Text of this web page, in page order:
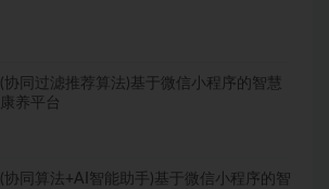
(协同过滤推荐算法)基于微信小程序的智慧
康养平台
(协同算法+AI智能助手)基于微信小程序的智